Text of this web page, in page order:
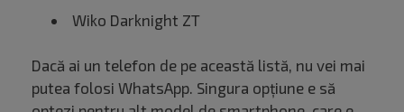
Wiko Darknight ZT
Dacă ai un telefon de pe această listă, nu vei mai
putea folosi WhatsApp. Singura opțiune e să